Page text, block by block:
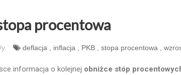
procentowa
y deflacja inflacja PKB stopa procentowa
informacja o kolejnej obniżce stóp